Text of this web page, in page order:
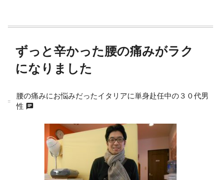
ずっと辛かった腰の痛みがラク
になりました
腰の痛みにお悩みだったイタリアに単身赴任中の３０代男
性 chat